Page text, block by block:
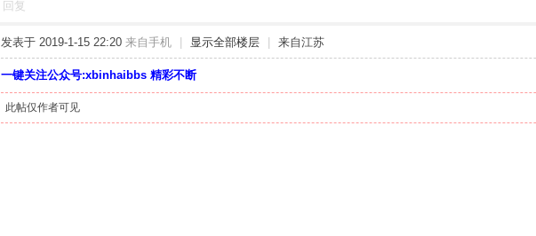
回复
发表于 2019-1-15 22:20 来自手机 显示全部楼层 来自江苏
一键关注公众号:xbinhaibbs 精彩不断
此帖仅作者可见